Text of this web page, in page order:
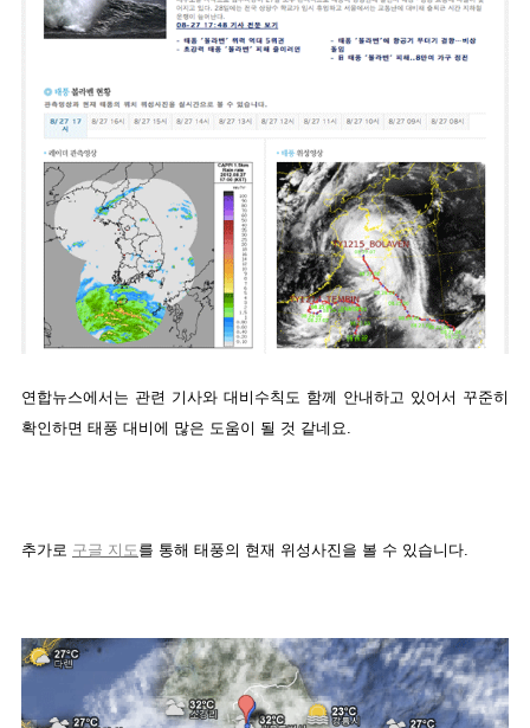
연합뉴스에서는 관련 기사와 대비수칙도 함께 안내하고 있어서 꾸준히
확인하면 태풍 대비에 많은 도움이 될 것 같네요.
추가로 구글 지도를 통해 태풍의 현재 위성사진을 볼 수 있습니다.